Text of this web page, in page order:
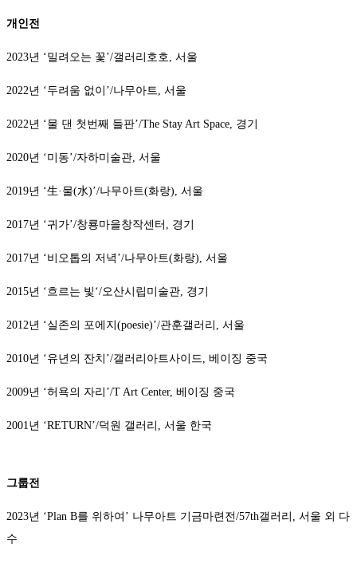
개인전
2023년 ‘밀려오는 꽃’/갤러리호호, 서울
2022년 ‘두려움 없이’/나무아트, 서울
2022년 ‘물 댄 첫번째 들판’/The Stay Art Space, 경기
2020년 ‘미동’/자하미술관, 서울
2019년 ‘生·물(水)’/나무아트(화랑), 서울
2017년 ‘귀가’/창룡마을창작센터, 경기
2017년 ‘비오톱의 저녁’/나무아트(화랑), 서울
2015년 ‘흐르는 빛‘/오산시립미술관, 경기
2012년 ‘실존의 포에지(poesie)’/관훈갤러리, 서울
2010년 ‘유년의 잔치’/갤러리아트사이드, 베이징 중국
2009년 ‘허욕의 자리’/T Art Center, 베이징 중국
2001년 ‘RETURN’/덕원 갤러리, 서울 한국
그룹전
2023년 ‘Plan B를 위하여’ 나무아트 기금마련전/57th갤러리, 서울 외 다
수